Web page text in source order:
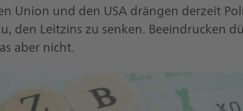
Union und den USA drängen derzeit
den Leitzins zu senken. Beeindrucken
aber nicht.